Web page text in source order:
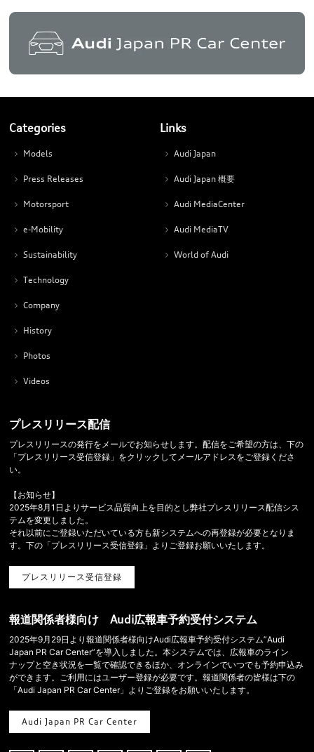
Categories
Models
Press Releases
Motorsport
e-Mobility
Sustainability
Technology
Company
History
Photos
Videos
Links
Audi Japan
Audi Japan 概要
Audi MediaCenter
Audi MediaTV
World of Audi
プレスリリース配信
プレスリリースの発行をメールでお知らせします。配信をご希望の方は、下の
「プレスリリース受信登録」をクリックしてメールアドレスをご登録くださ
い。
【お知らせ】
2025年8月1日よりサービス品質向上を目的とし弊社プレスリリース配信シス
テムを変更しました。
それ以前にご登録いただいている方も新システムへの再登録が必要となりま
す。下の「プレスリリース受信登録」よりご登録お願いいたします。
プレスリリース受信登録
報道関係者様向け Audi広報車予約受付システム
2025年9月29日より報道関係者様向けAudi広報車予約受付システム”Audi
Japan PR Car Center”を導入しました。本システムでは、広報車のライン
ナップと空き状況を一覧で確認できるほか、オンラインでいつでも予約申込み
ができます。ご利用にはユーザー登録が必要です。報道関係者の皆様は下の
「Audi Japan PR Car Center」よりご登録をお願いいたします。
Audi Japan PR Car Center